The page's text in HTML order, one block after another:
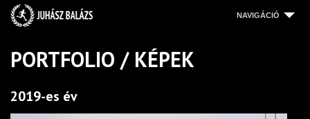
NAVIGÁCIÓ
VERSENYZÉS
EREDMÉNYEK
PORTFOLIO / KÉPEK
2019-es év